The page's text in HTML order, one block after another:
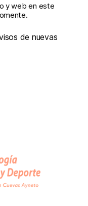
y web en este
de nuevas